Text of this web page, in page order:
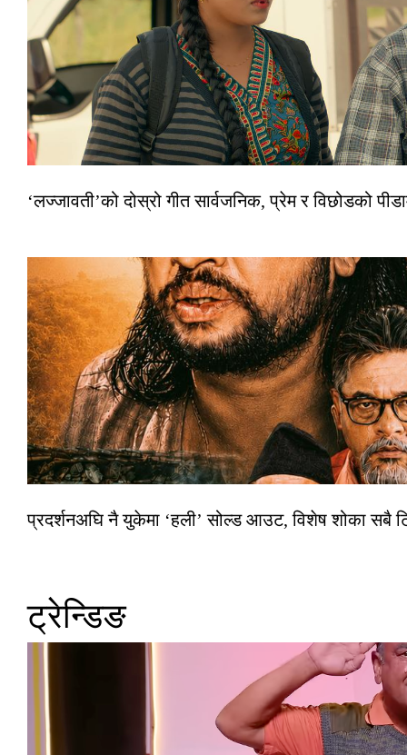
‘लज्जावती’को दोस्रो गीत सार्वजनिक, प्रेम र विछोडको
प्रदर्शनअघि नै युकेमा ‘हली’ सोल्ड आउट, विशेष शोका सबै
ट्रेन्डिङ